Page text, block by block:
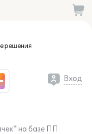
решения
Вход
на базе ПП